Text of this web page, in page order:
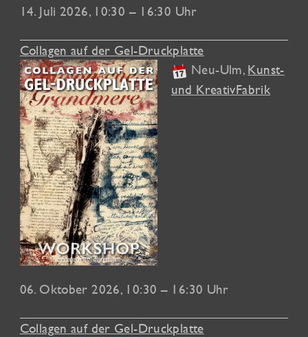
14. Juli 2026, 10:30 – 16:30 Uhr
Collagen auf der Gel-Druckplatte
Neu-Ulm, Kunst-
und KreativFabrik
06. Oktober 2026, 10:30 – 16:30 Uhr
Collagen auf der Gel-Druckplatte